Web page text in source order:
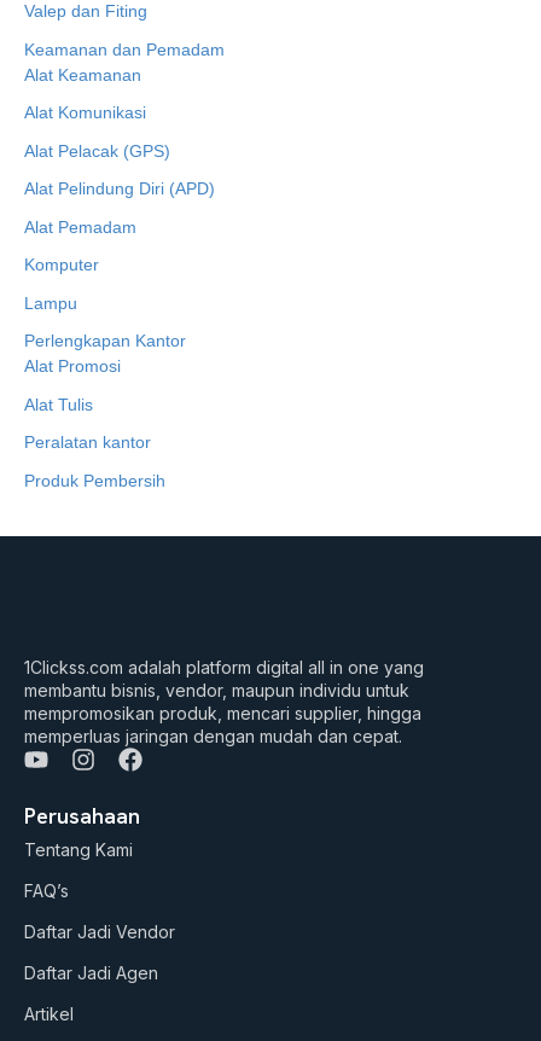
Valep dan Fiting
Keamanan dan Pemadam
Alat Keamanan
Alat Komunikasi
Alat Pelacak (GPS)
Alat Pelindung Diri (APD)
Alat Pemadam
Komputer
Lampu
Perlengkapan Kantor
Alat Promosi
Alat Tulis
Peralatan kantor
Produk Pembersih
1Clickss.com adalah platform digital all in one yang
membantu bisnis, vendor, maupun individu untuk
mempromosikan produk, mencari supplier, hingga
memperluas jaringan dengan mudah dan cepat.
Y
u
t
u
b
e
I
s
t
a
a
F
c
e
b
k
Perusahaan
Tentang Kami
FAQ’s
Daftar Jadi Vendor
Daftar Jadi Agen
Artikel